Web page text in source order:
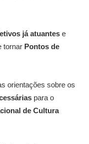
já atuantes e
tornar Pontos de
orientações sobre os
para o
de Cultura